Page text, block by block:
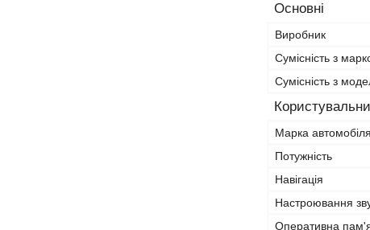
Основні
Виробник
Сумісність з
Сумісність з
Марка автомобіля
Потужність
Навігація
Настроювання
Оперативна